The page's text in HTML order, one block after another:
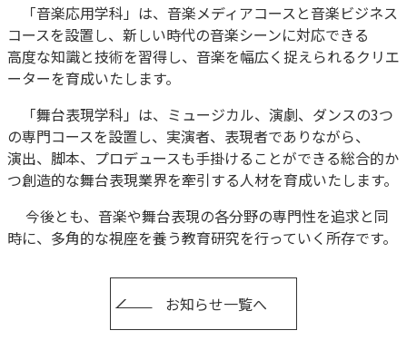
「音楽応用学科」は、音楽メディアコースと音楽ビジネス
コースを設置し、新しい時代の音楽シーンに対応できる
高度な知識と技術を習得し、音楽を幅広く捉えられるクリエ
ーターを育成いたします。
「舞台表現学科」は、ミュージカル、演劇、ダンスの3つ
の専門コースを設置し、実演者、表現者でありながら、
演出、脚本、プロデュースも手掛けることができる総合的か
つ創造的な舞台表現業界を牽引する人材を育成いたします。
今後とも、音楽や舞台表現の各分野の専門性を追求と同
時に、多角的な視座を養う教育研究を行っていく所存です。
お知らせ一覧へ